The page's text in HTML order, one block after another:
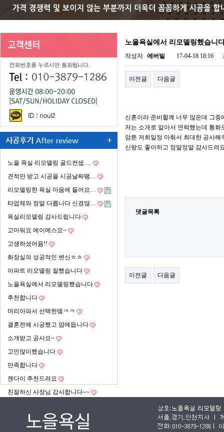
노을 욕실 리모델링 골드컨셉 …
견적만 받고 시공을 시공날짜땜…
리모델링한 욕실 마음에 들어요…
타업체와 정말 다릅니다 신경많…
욕실리모델링 감사드립니다
고마워요 에이에스요~
고생하셨어욤!!
화장실의 성공적인 변신ㅎㅎ
아파트 리모델링 잘했습니다
노을욕실에서 리모델링했습니다
추천합니다
머리아파서 선택한뎈ㅋㅋ
결혼전에 시공했고 맘에듭니다
소개받고 공사요~
고민많이했습니다
만족합니다
잰다이 추천드려요
친절하신 사장님 감사합니다~~
노을욕실에서 리모델링했습니
작성자 에버빌 17-04-18 18:16
이전글 다음글
신혼이라 준비할께 너무 많은데 그
저는 소개로 알아서 연락했는데 통
암튼 저희일정 마춰서 최대한 공사해
신랑도 좋아하고 정말정말 감사드려
댓글목록
이전글 다음글